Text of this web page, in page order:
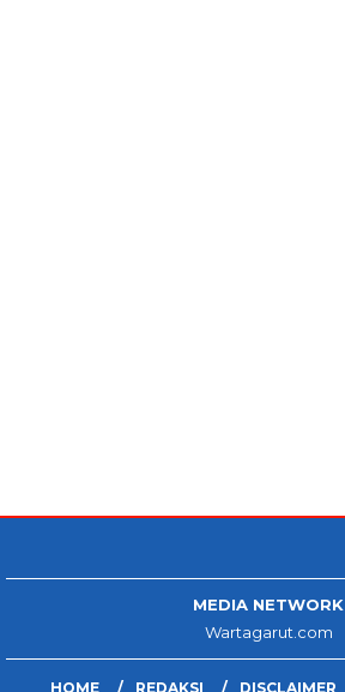
MEDIA NETWORK
Wartagarut.com
HOME REDAKSI DISCLAIMER